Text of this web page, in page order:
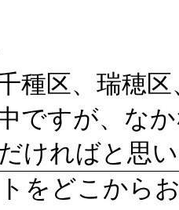
種区、瑞穂
ですが、な
ければと思
をどこから